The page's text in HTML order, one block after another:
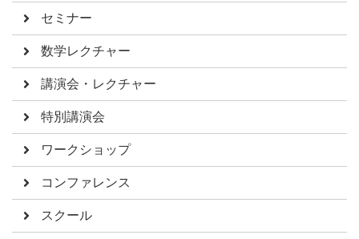
セミナー
数学レクチャー
講演会・レクチャー
特別講演会
ワークショップ
コンファレンス
スクール